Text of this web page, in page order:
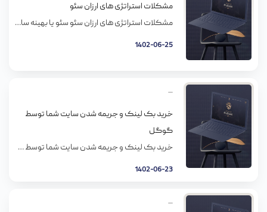
مشکلات استراتژی های ارزان سئو
مشکلات استراتژی های ارزان سئو سئو یا بهینه سازی موتور جستجو، راه و روشیه که مطمئن بشیم محتوا، سایت و پلتفرم های شبکه های اجتماعیمون وقتی که عبارت خاصی روی یه موتور جستجو (مثل گوگل) سرچ میشه، دیده میشن. بهینه سازی سایت و محتوا به بالا رفتن رتبه سایتتون کمک میکنه و در نتیجه بازدیدکننده […]
1402-06-25
خرید بک لینک و جریمه شدن سایت شما توسط
گوگل
خرید بک لینک و جریمه شدن سایت شما توسط گوگل آنچه همه متخصصان سئو روی آن اتفاق نظر دارند این است که خرید بک لینک شمشیری دو لبه است؛ از یک‌سو ممکن است باعث جریمه شدن سایت شما توسط گوگل شود و از سوی دیگر می‌توانید از آن برای افزایش رتبه سایت خود استفاده کنید. […]
1402-06-23